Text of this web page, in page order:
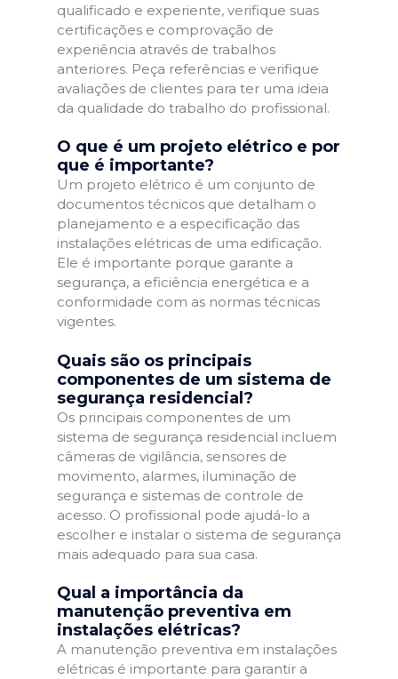
qualificado e experiente, verifique suas
certificações e comprovação de
experiência através de trabalhos
anteriores. Peça referências e verifique
avaliações de clientes para ter uma ideia
da qualidade do trabalho do profissional.
O que é um projeto elétrico e por
que é importante?
Um projeto elétrico é um conjunto de
documentos técnicos que detalham o
planejamento e a especificação das
instalações elétricas de uma edificação.
Ele é importante porque garante a
segurança, a eficiência energética e a
conformidade com as normas técnicas
vigentes.
Quais são os principais
componentes de um sistema de
segurança residencial?
Os principais componentes de um
sistema de segurança residencial incluem
câmeras de vigilância, sensores de
movimento, alarmes, iluminação de
segurança e sistemas de controle de
acesso. O profissional pode ajudá-lo a
escolher e instalar o sistema de segurança
mais adequado para sua casa.
Qual a importância da
manutenção preventiva em
instalações elétricas?
A manutenção preventiva em instalações
elétricas é importante para garantir a